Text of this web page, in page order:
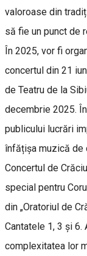
valoroase din
să fie un punct de
În 2025, vor fi
concertul din 21
de Teatru de la
decembrie 2025.
publicului lucrări
înfățișa muzică de
Concertul de
special pentru
din „Oratoriul de
Cantatele 1, 3 și
complexitatea lor